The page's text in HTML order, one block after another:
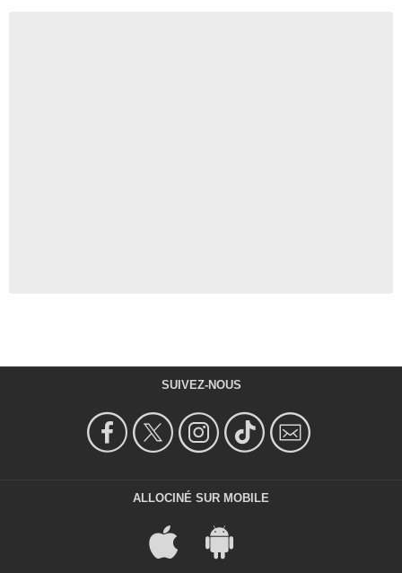
SUIVEZ-NOUS
ALLOCINÉ SUR MOBILE